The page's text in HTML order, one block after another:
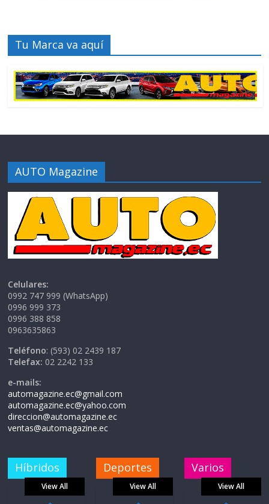
Tu Marca va aquí
AUTO Magazine
Celulares:
0992 747 999 (WhatsApp)
0996 999 373
0996 388 858
0963635863
Teléfono: (593) 02 2439 187
Telefax: 02 2242 133
e-mails:
automagazine.ec@gmail.com
automagazine.ec@yahoo.com
direccion@automagazine.ec
ventas@automagazine.ec
Híbridos
View All
Deportes
View All
Varios
View All